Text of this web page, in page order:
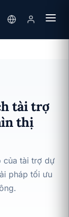
tài trợ
thị
của tài trợ dự
pháp tối ưu